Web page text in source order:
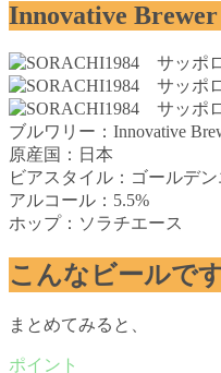
Innovative
ブルワリー：Innovative
原産国：日本
ビアスタイル：ゴールデ
アルコール：5.5%
ホップ：ソラチエース
こんなビールで
まとめてみると、